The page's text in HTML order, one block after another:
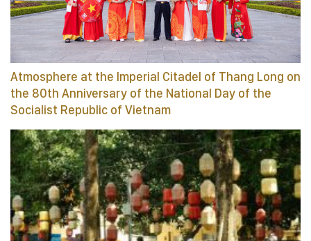
Atmosphere at the Imperial Citadel of Thang Long on
the 80th Anniversary of the National Day of the
Socialist Republic of Vietnam